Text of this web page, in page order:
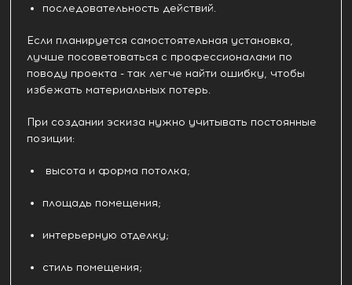
последовательность действий.
Если планируется самостоятельная установка,
лучше посоветоваться с профессионалами по
поводу проекта - так легче найти ошибку, чтобы
избежать материальных потерь.
При создании эскиза нужно учитывать постоянные
позиции:
высота и форма потолка;
площадь помещения;
интерьерную отделку;
стиль помещения;